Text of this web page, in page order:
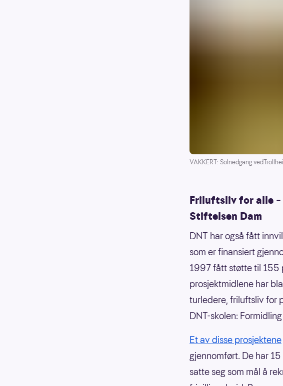
VAKKERT: Solnedgang
Friluftsliv for alle
Stiftelsen Dam
DNT har også fått
som er finansiert
1997 fått støtte til 155
prosjektmidlene har
turledere, friluftsliv for
DNT-skolen:
Et av disse prosjektene
gjennomført. De har
satte seg som mål å